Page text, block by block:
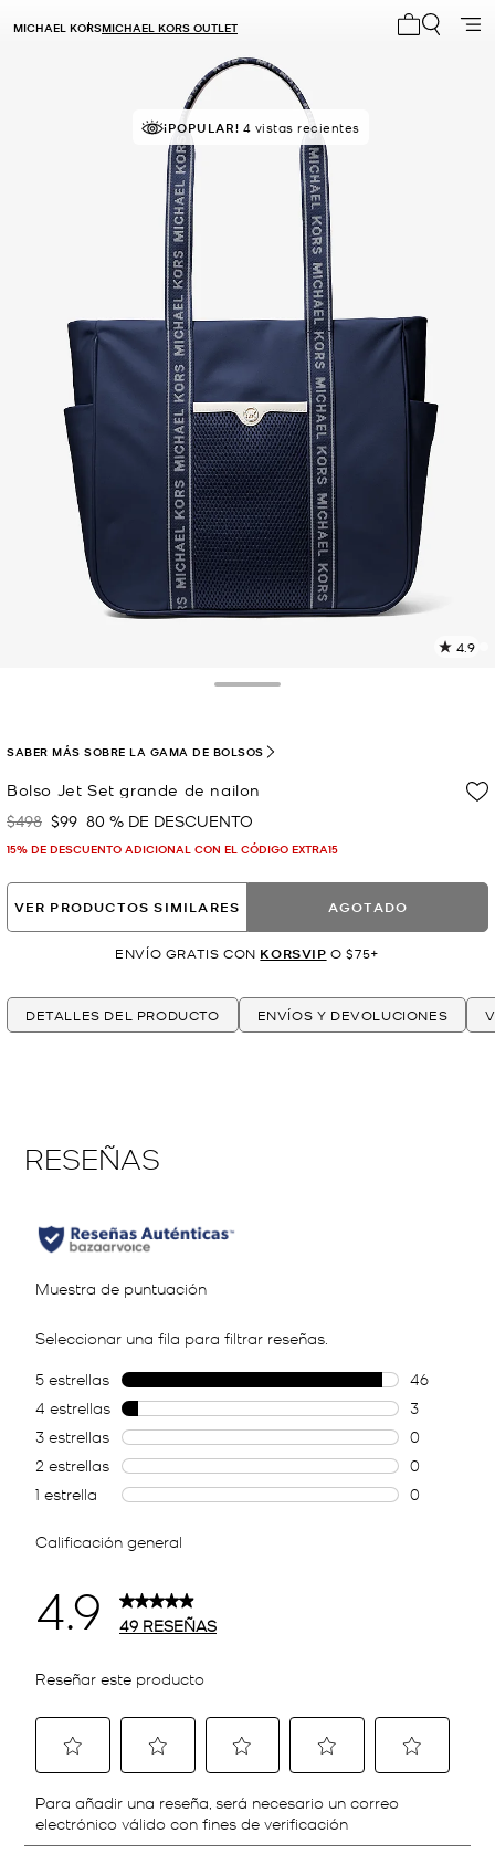
MICHAEL KORSMICHAEL KORS OUTLET
MEJOR VALORADO el 94% le da 5 estrellas
¡POPULAR! 4 vistas recientes
4.9
Bolso Jet Set grande de nailon
Era
$498 Ahora
$99 80 % DE DESCUENTO
15% DE DESCUENTO ADICIONAL CON EL CÓDIGO EXTRA15
SABER MÁS SOBRE LA GAMA DE BOLSOS
VER PRODUCTOS SIMILARES AGOTADO
ENVÍO GRATIS CON KORSVIP O $75+
DETALLES DEL PRODUCTO ENVÍOS Y DEVOLUCIONES